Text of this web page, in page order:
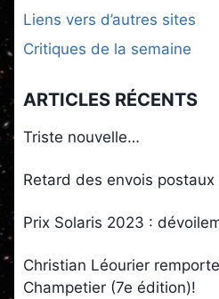
Liens vers d’autres sites
Critiques de la semaine
ARTICLES RÉCENTS
Triste nouvelle…
Retard des envois postaux
Prix Solaris 2023 :
Christian Léourier
Champetier (7e édition)!